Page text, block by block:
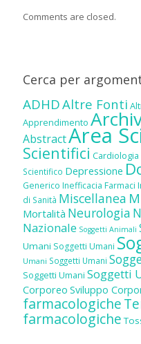
Comments are closed.
Cerca per
ADHDAltre Fonti
Apprendimento
AbstractArea
Scientifici Cardiologia
Scientifico Depressione
Generico Inefficacia Farmaci
di Sanità Miscellanea
Mortalità Neurologia
Nazionale Soggetti Animali
Umani Soggetti Umani
Umani Soggetti Umani
Soggetti Umani Soggetti
Corporeo Sviluppo
farmacologiche
farmacologiche